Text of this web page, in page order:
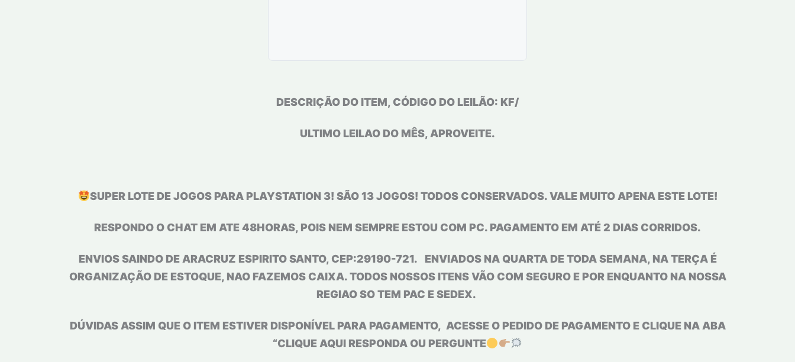
DESCRIÇÃO DO ITEM, CÓDIGO DO LEILÃO: KF/
ULTIMO LEILAO DO MÊS, APROVEITE.
SUPER LOTE DE JOGOS PARA PLAYSTATION 3! SÃO 13 JOGOS! TODOS CONSERVADOS. VALE MUITO APENA ESTE LOTE!
RESPONDO O CHAT EM ATE 48HORAS, POIS NEM SEMPRE ESTOU COM PC. PAGAMENTO EM ATÉ 2 DIAS CORRIDOS.
ENVIOS SAINDO DE ARACRUZ ESPIRITO SANTO, CEP:29190-721.
ENVIADOS NA QUARTA DE TODA SEMANA, NA TERÇA É
ORGANIZAÇÃO DE ESTOQUE, NAO FAZEMOS CAIXA. TODOS NOSSOS ITENS VÃO COM SEGURO E POR ENQUANTO NA NOSSA
REGIAO SO TEM PAC E SEDEX.
DÚVIDAS ASSIM QUE O ITEM ESTIVER DISPONÍVEL PARA PAGAMENTO, ACESSE O PEDIDO DE PAGAMENTO E CLIQUE NA ABA
“CLIQUE AQUI RESPONDA OU PERGUNTE